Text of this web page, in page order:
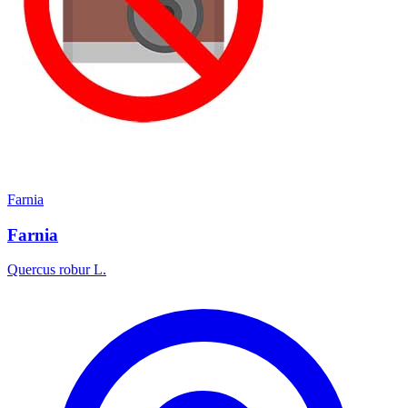
Farnia
Farnia
Quercus robur L.